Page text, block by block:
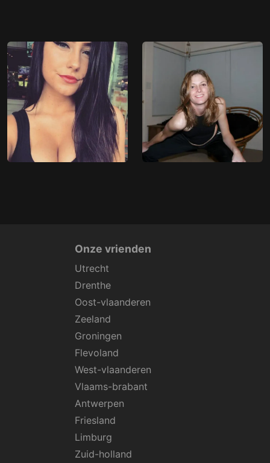
Onze vrienden
Utrecht
Drenthe
Oost-vlaanderen
Zeeland
Groningen
Flevoland
West-vlaanderen
Vlaams-brabant
Antwerpen
Friesland
Limburg
Zuid-holland